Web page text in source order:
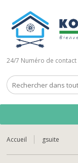
24/7 Numéro de contact
Accueil gsuite